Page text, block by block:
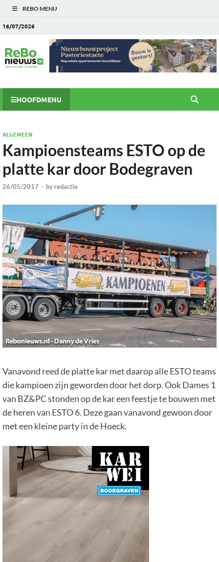
REBO MENU
16/07/2026
HOOFDMENU
ALGEMEEN
Kampioensteams ESTO op de
platte kar door Bodegraven
26/05/2017 - by redactie
Vanavond reed de platte kar met daarop alle ESTO teams
die kampioen zijn geworden door het dorp. Ook Dames 1
van BZ&PC stonden op de kar een feestje te bouwen met
de heren van ESTO 6. Deze gaan vanavond gewoon door
met een kleine party in de Hoeck.